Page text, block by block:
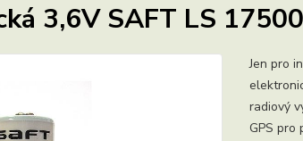
3,6V SAFT LS 17500
Jen pro
radiový
GPS pro